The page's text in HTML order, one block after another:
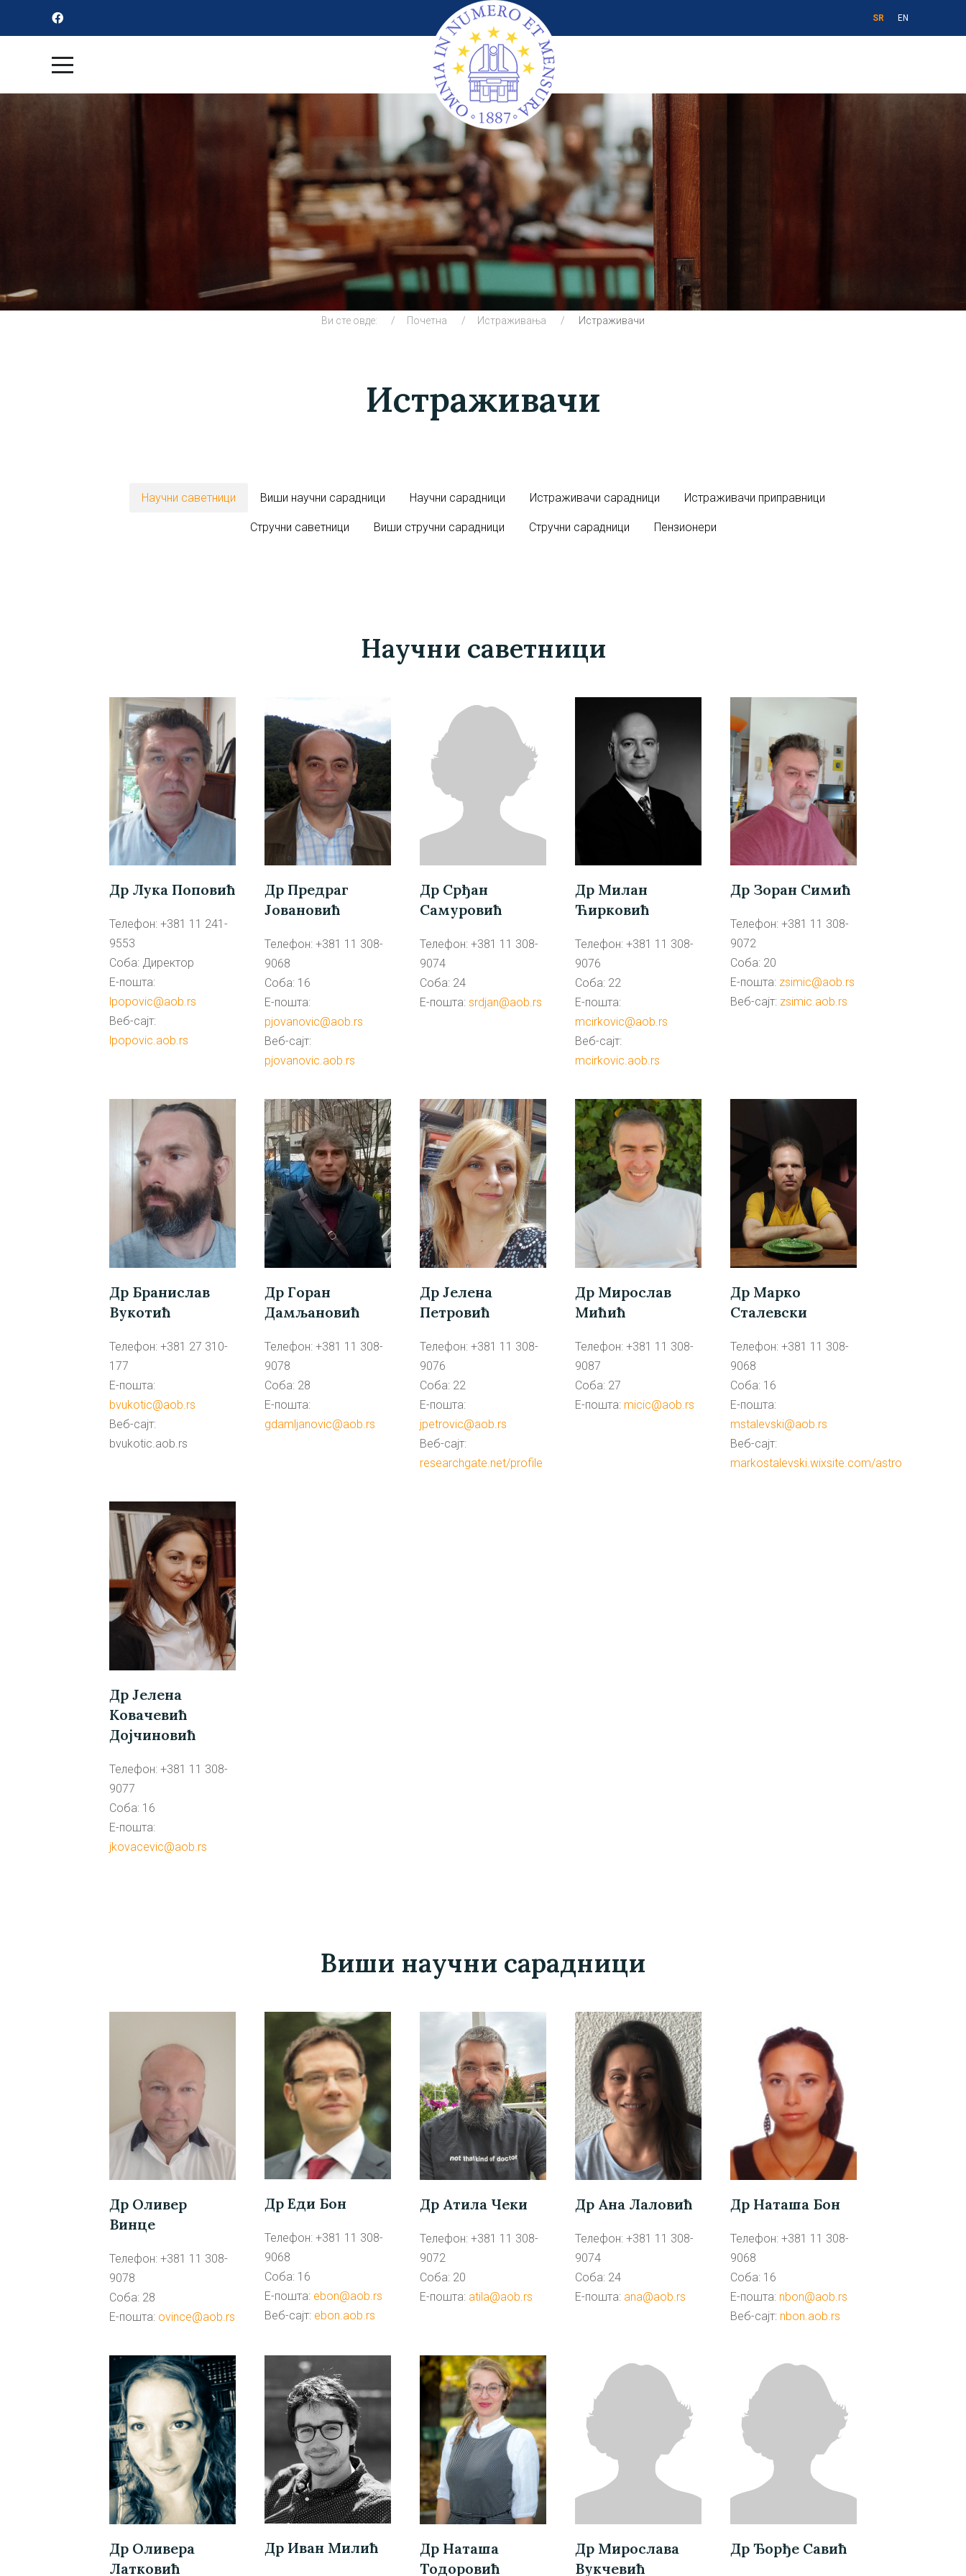
SR EN
Ви сте овде: Почетна Истраживања Истраживачи
Истраживачи
Научни саветници Виши научни сарадници Научни сарадници Истраживачи сарадници Истраживачи приправници
Стручни саветници Виши стручни сарадници Стручни сарадници Пензионери
Научни саветници
Др Лука Поповић
Телефон: +381 11 241-
9553
Соба: Директор
Е-пошта:
lpopovic@aob.rs
Веб-сајт:
lpopovic.aob.rs
Др Предраг
Јовановић
Телефон: +381 11 308-
9068
Соба: 16
Е-пошта:
pjovanovic@aob.rs
Веб-сајт:
pjovanovic.aob.rs
Др Срђан
Самуровић
Телефон: +381 11 308-
9074
Соба: 24
Е-пошта: srdjan@aob.rs
Др Милан
Ћирковић
Телефон: +381 11 308-
9076
Соба: 22
Е-пошта:
mcirkovic@aob.rs
Веб-сајт:
mcirkovic.aob.rs
Др Зоран Симић
Телефон: +381 11 308-
9072
Соба: 20
Е-пошта: zsimic@aob.rs
Веб-сајт: zsimic.aob.rs
Др Бранислав
Вукотић
Телефон: +381 27 310-
177
Е-пошта:
bvukotic@aob.rs
Веб-сајт:
bvukotic.aob.rs
Др Горан
Дамљановић
Телефон: +381 11 308-
9078
Соба: 28
Е-пошта:
gdamljanovic@aob.rs
Др Јелена
Петровић
Телефон: +381 11 308-
9076
Соба: 22
Е-пошта:
jpetrovic@aob.rs
Веб-сајт:
researchgate.net/profile
Др Мирослав
Мићић
Телефон: +381 11 308-
9087
Соба: 27
Е-пошта: micic@aob.rs
Др Марко
Сталевски
Телефон: +381 11 308-
9068
Соба: 16
Е-пошта:
mstalevski@aob.rs
Веб-сајт:
markostalevski.wixsite.com/astro
Др Јелена
Ковачевић
Дојчиновић
Телефон: +381 11 308-
9077
Соба: 16
Е-пошта:
jkovacevic@aob.rs
Виши научни сарадници
Др Оливер
Винце
Телефон: +381 11 308-
9078
Соба: 28
Е-пошта: ovince@aob.rs
Др Еди Бон
Телефон: +381 11 308-
9068
Соба: 16
Е-пошта: ebon@aob.rs
Веб-сајт: ebon.aob.rs
Др Атила Чеки
Телефон: +381 11 308-
9072
Соба: 20
Е-пошта: atila@aob.rs
Др Ана Лаловић
Телефон: +381 11 308-
9074
Соба: 24
Е-пошта: ana@aob.rs
Др Наташа Бон
Телефон: +381 11 308-
9068
Соба: 16
Е-пошта: nbon@aob.rs
Веб-сајт: nbon.aob.rs
Др Оливера
Латковић
Др Иван Милић
Др Наташа
Тодоровић
Др Мирослава
Вукчевић
Др Ђорђе Савић